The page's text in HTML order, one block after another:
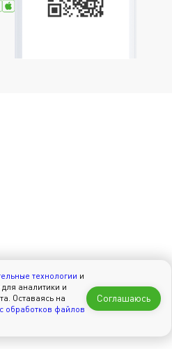
технологии и
аналитики и
Оставаясь на
обработков файлов
Соглашаюсь